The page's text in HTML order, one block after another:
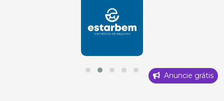
Anuncie grátis